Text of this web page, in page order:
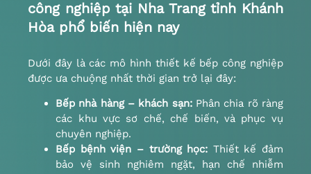
công nghiệp tại Nha Trang tỉnh Khánh
Hòa phổ biến hiện nay
Dưới đây là các mô hình thiết kế bếp công nghiệp
được ưa chuộng nhất thời gian trở lại đây:
Bếp nhà hàng – khách sạn: Phân chia rõ ràng
các khu vực sơ chế, chế biến, và phục vụ
chuyên nghiệp.
Bếp bệnh viện – trường học: Thiết kế đảm
bảo vệ sinh nghiêm ngặt, hạn chế nhiễm